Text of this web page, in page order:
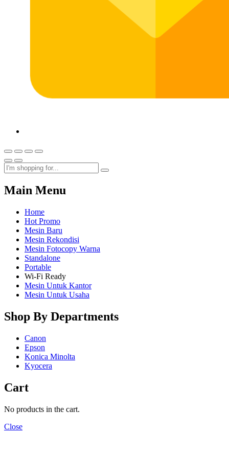
Main Menu
Home
Hot Promo
Mesin Baru
Mesin Rekondisi
Mesin Fotocopy Warna
Standalone
Portable
Wi-Fi Ready
Mesin Untuk Kantor
Mesin Untuk Usaha
Shop By Departments
Canon
Epson
Konica Minolta
Kyocera
Cart
No products in the cart.
Close